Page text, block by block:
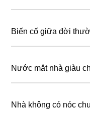
Biến cố giữa đời
Nước mắt nhà giàu
Nhà không có nóc